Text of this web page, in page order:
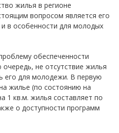
жилья в регионе
вопросом является его
в особенности для молодых
обеспеченности
не отсутствие жилья
его для молодежи. В первую
жилье (по состоянию на
1 кв.м. жилья составляет по
о доступности программ